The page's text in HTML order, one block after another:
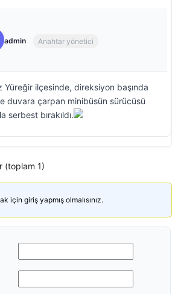
admin Anahtar yönetici
Yüreğir ilçesinde, direksiyon başında
duvara çarpan minibüsün sürücüsü
serbest bırakıldı.
(toplam 1)
için giriş yapmış olmalısınız.